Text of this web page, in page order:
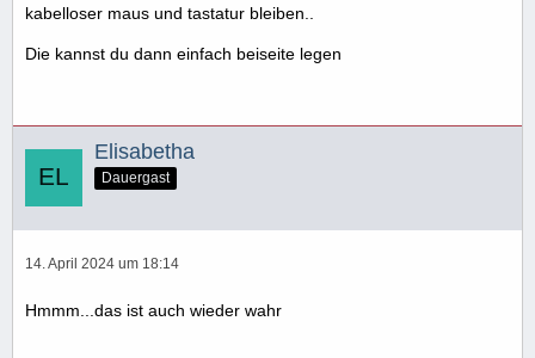
kabelloser maus und tastatur bleiben..
Die kannst du dann einfach beiseite legen
Elisabetha
Dauergast
14. April 2024 um 18:14
Hmmm...das ist auch wieder wahr